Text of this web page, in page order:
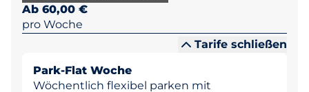
Ab 60,00 €
pro Woche
Tarife schließen
Park-Flat Woche
Wöchentlich flexibel parken mit